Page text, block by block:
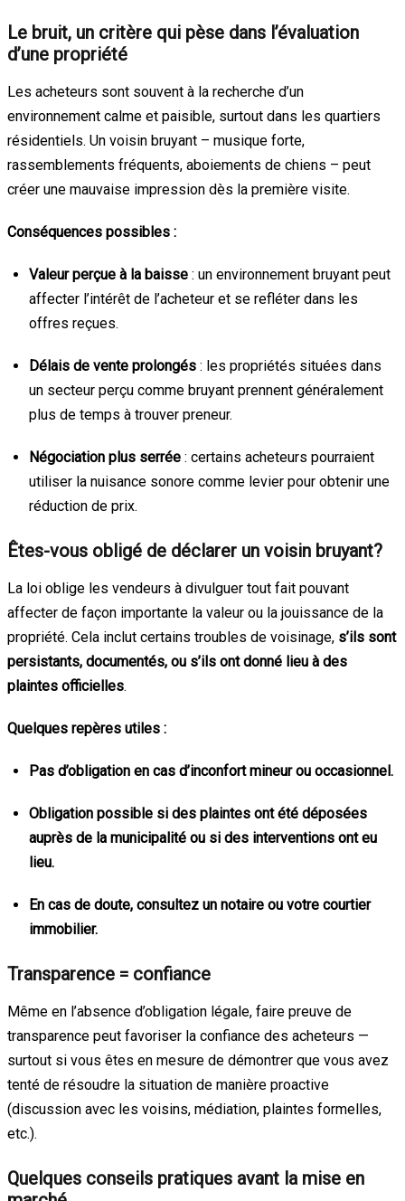
Le bruit, un critère qui pèse dans l’évaluation
d’une propriété
Les acheteurs sont souvent à la recherche d’un
environnement calme et paisible, surtout dans les quartiers
résidentiels. Un voisin bruyant – musique forte,
rassemblements fréquents, aboiements de chiens – peut
créer une mauvaise impression dès la première visite.
Conséquences possibles :
Valeur perçue à la baisse : un environnement bruyant peut
affecter l’intérêt de l’acheteur et se refléter dans les
offres reçues.
Délais de vente prolongés : les propriétés situées dans
un secteur perçu comme bruyant prennent généralement
plus de temps à trouver preneur.
Négociation plus serrée : certains acheteurs pourraient
utiliser la nuisance sonore comme levier pour obtenir une
réduction de prix.
Êtes-vous obligé de déclarer un voisin bruyant?
La loi oblige les vendeurs à divulguer tout fait pouvant
affecter de façon importante la valeur ou la jouissance de la
propriété. Cela inclut certains troubles de voisinage, s’ils sont
persistants, documentés, ou s’ils ont donné lieu à des
plaintes officielles.
Quelques repères utiles :
Pas d’obligation en cas d’inconfort mineur ou occasionnel.
Obligation possible si des plaintes ont été déposées
auprès de la municipalité ou si des interventions ont eu
lieu.
En cas de doute, consultez un notaire ou votre courtier
immobilier.
Transparence = confiance
Même en l’absence d’obligation légale, faire preuve de
transparence peut favoriser la confiance des acheteurs —
surtout si vous êtes en mesure de démontrer que vous avez
tenté de résoudre la situation de manière proactive
(discussion avec les voisins, médiation, plaintes formelles,
etc.).
Quelques conseils pratiques avant la mise en